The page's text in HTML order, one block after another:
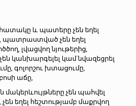
հատակը և պատերը չեն եղել
պատրաստված չեն եղել
լվացվող նյութերից,
կանխարգելել կամ նվազեցրել
գոլորշու խտացումը,
աճը,
չեն պահվել
եղել հեշտությամբ մաքրվող